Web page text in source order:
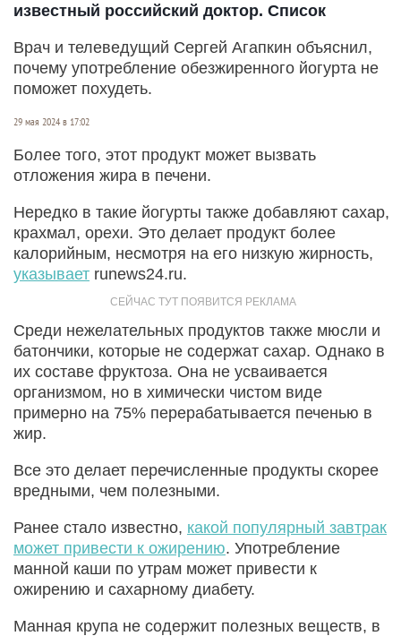
известный российский доктор. Список
Врач и телеведущий Сергей Агапкин объяснил,
почему употребление обезжиренного йогурта не
поможет похудеть.
29 мая 2024 в 17:02
Более того, этот продукт может вызвать
отложения жира в печени.
Нередко в такие йогурты также добавляют сахар,
крахмал, орехи. Это делает продукт более
калорийным, несмотря на его низкую жирность,
указывает runews24.ru.
Среди нежелательных продуктов также мюсли и
батончики, которые не содержат сахар. Однако в
их составе фруктоза. Она не усваивается
организмом, но в химически чистом виде
примерно на 75% перерабатывается печенью в
жир.
Все это делает перечисленные продукты скорее
вредными, чем полезными.
Ранее стало известно, какой популярный завтрак
может привести к ожирению. Употребление
манной каши по утрам может привести к
ожирению и сахарному диабету.
Манная крупа не содержит полезных веществ, в